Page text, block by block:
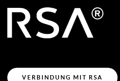
VERBINDUNG MIT RSA